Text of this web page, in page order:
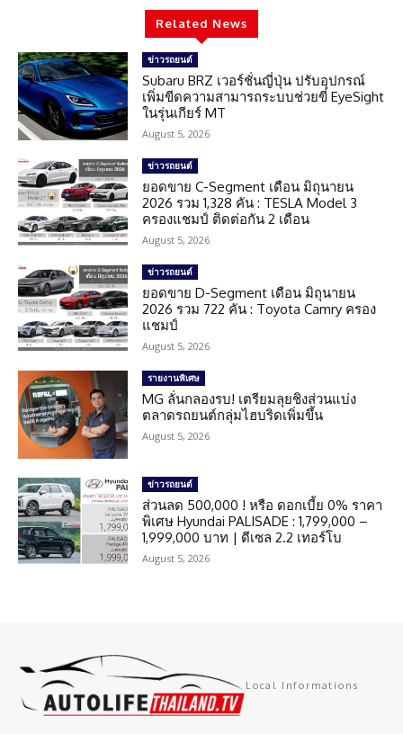
Related News
ข่าวรถยนต์
Subaru BRZ เวอร์ชั่นญี่ปุ่น ปรับอุปกรณ์
เพิ่มขีดความสามารถระบบช่วยขี่ EyeSight
ในรุ่นเกียร์ MT
August 5, 2026
ข่าวรถยนต์
ยอดขาย C-Segment เดือน มิถุนายน
2026 รวม 1,328 คัน : TESLA Model 3
ครองแชมป์ ติดต่อกัน 2 เดือน
August 5, 2026
ข่าวรถยนต์
ยอดขาย D-Segment เดือน มิถุนายน
2026 รวม 722 คัน : Toyota Camry ครอง
แชมป์
August 5, 2026
รายงานพิเศษ
MG ลั่นกลองรบ! เตรียมลุยชิงส่วนแบ่ง
ตลาดรถยนต์กลุ่มไฮบริดเพิ่มขึ้น
August 5, 2026
ข่าวรถยนต์
ส่วนลด 500,000 ! หรือ ดอกเบี้ย 0% ราคา
พิเศษ Hyundai PALISADE : 1,799,000 –
1,999,000 บาท | ดีเซล 2.2 เทอร์โบ
August 5, 2026
Local Informations